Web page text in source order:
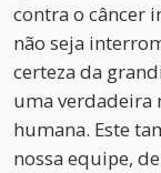
contra o câncer
não seja
certeza da
uma verdadeira
humana. Este
nossa equipe,